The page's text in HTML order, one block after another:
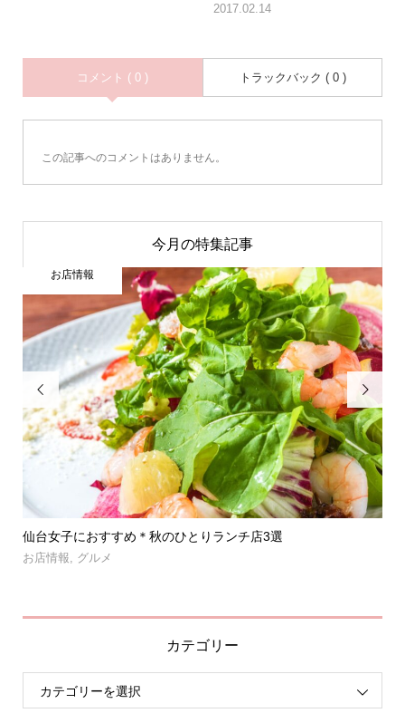
2017.02.14
コメント ( 0 ) トラックバック ( 0 )
この記事へのコメントはありません。
今月の特集記事

仙台女子におすすめ＊秋のひとりランチ店3選
お店情報 グルメ
お店情報

カテゴリー